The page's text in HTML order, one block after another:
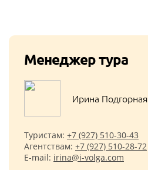
Менеджер тура
Ирина Подгорная
Туристам: +7 (927) 510-30-43
Агентствам: +7 (927) 510-28-72
E-mail: irina@i-volga.com